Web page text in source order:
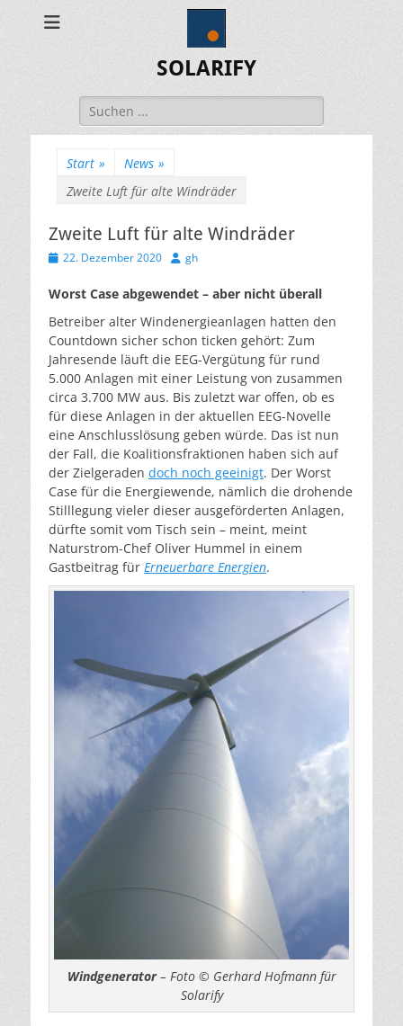
SOLARIFY
Suchen
nach:
Start » News »
Zweite Luft für alte Windräder
Zweite Luft für alte Windräder
Veröffentlicht
22. Dezember 2020 Autor
gh
Worst Case abgewendet – aber nicht überall
Betreiber alter Windenergieanlagen hatten den
Countdown sicher schon ticken gehört: Zum
Jahresende läuft die EEG-Vergütung für rund
5.000 Anlagen mit einer Leistung von zusammen
circa 3.700 MW aus. Bis zuletzt war offen, ob es
für diese Anlagen in der aktuellen EEG-Novelle
eine Anschlusslösung geben würde. Das ist nun
der Fall, die Koalitionsfraktionen haben sich auf
der Zielgeraden doch noch geeinigt. Der Worst
Case für die Energiewende, nämlich die drohende
Stilllegung vieler dieser ausgeförderten Anlagen,
dürfte somit vom Tisch sein – meint, meint
Naturstrom-Chef Oliver Hummel in einem
Gastbeitrag für Erneuerbare Energien.
Windgenerator– Foto © Gerhard Hofmann für
Solarify